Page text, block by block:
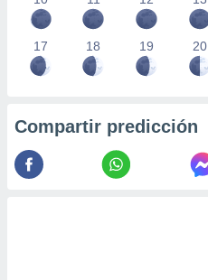
17 18 19 20
Compartir predicción